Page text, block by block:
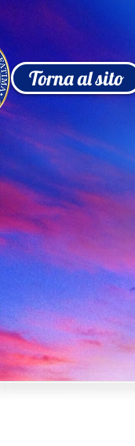
Torna al sito